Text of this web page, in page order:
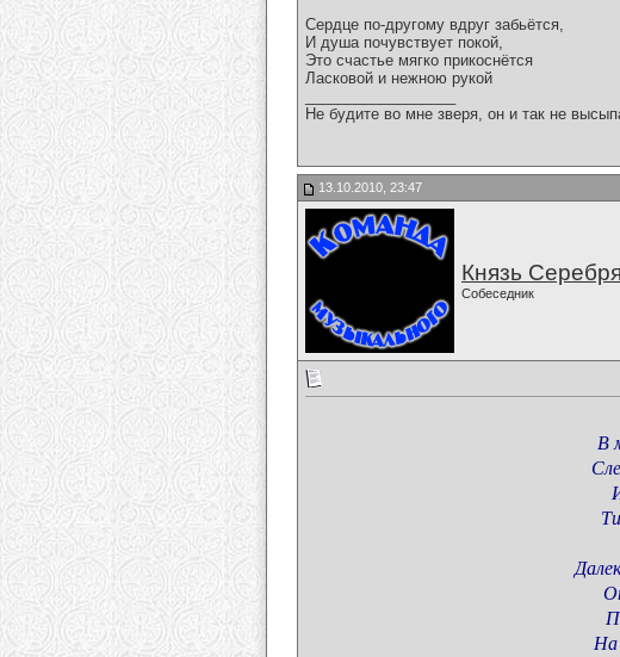
Сердце по-другому вдруг забьётся,
И душа почувствует покой,
Это счастье мягко прикоснётся
Ласковой и нежною рукой
Не будите во мне зверя, он и так не
13.10.2010, 23:47
Князь
Собеседник
В
На